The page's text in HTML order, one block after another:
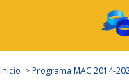
Inicio >Programa MAC 2014-